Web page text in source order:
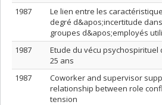
1987
Le lien entre les
degré d&apos;incertitude
groupes d&apos;employés
1987
Etude du vécu psychospirituel
25 ans
1987
Coworker and supervisor
relationship between role
tension